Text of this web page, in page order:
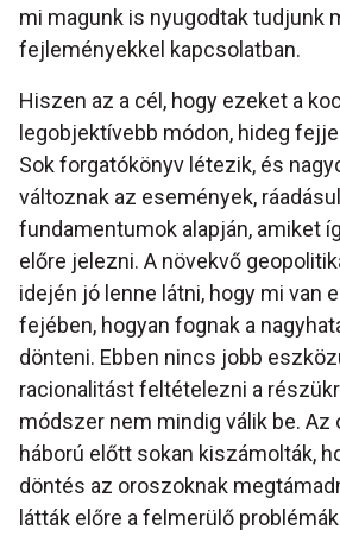
mi magunk is nyugodtak tudjunk
fejleményekkel kapcsolatban.
Hiszen az a cél, hogy ezeket a
legobjektívebb módon, hideg
Sok forgatókönyv létezik, és
változnak az események,
fundamentumok alapján, amiket
előre jelezni. A növekvő
idején jó lenne látni, hogy mi van
fejében, hogyan fognak a
dönteni. Ebben nincs jobb
racionalitást feltételezni a
módszer nem mindig válik be. Az
háború előtt sokan kiszámolták,
döntés az oroszoknak
látták előre a felmerülő